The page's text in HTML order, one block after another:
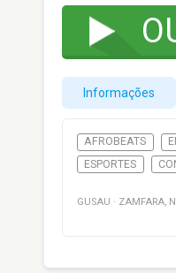
Informações
AFROBEATS
ESPORTES
GUSAU · ZAMFARA,